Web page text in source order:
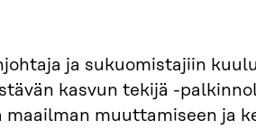
ja sukuomistajiin
kasvun tekijä -
muuttamiseen ja